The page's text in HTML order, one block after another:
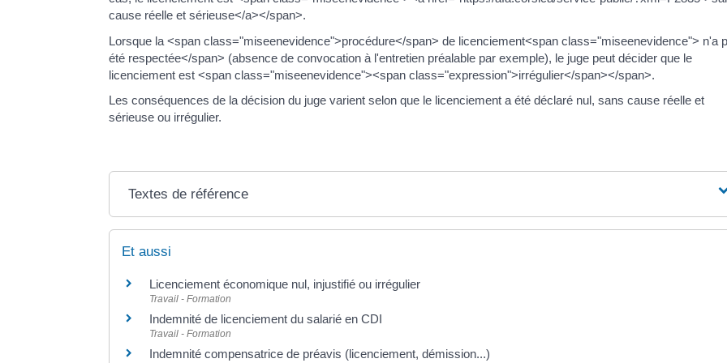
cause réelle et sérieuse</a></span>.
Lorsque la <span class="miseenevidence">procédure</span> de licenciement<span class="miseenevidence"> n'a
été respectée</span> (absence de convocation à l'entretien préalable par exemple), le juge peut décider que le
licenciement est <span class="miseenevidence"><span class="expression">irrégulier</span></span>.
Les conséquences de la décision du juge varient selon que le licenciement a été déclaré nul, sans cause réelle et
sérieuse ou irrégulier.
Textes de référence
Et aussi
Licenciement économique nul, injustifié ou irrégulier
Travail - Formation
Indemnité de licenciement du salarié en CDI
Travail - Formation
Indemnité compensatrice de préavis (licenciement, démission...)